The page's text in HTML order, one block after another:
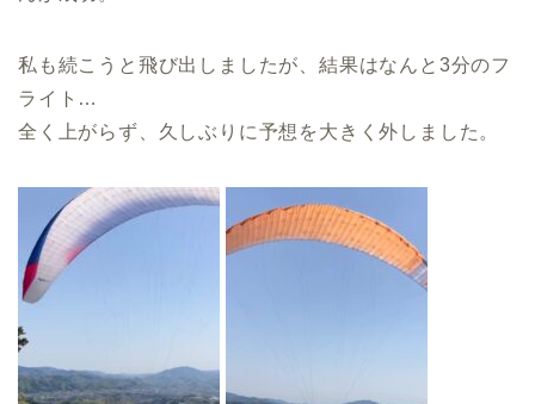
私も続こうと飛び出しましたが、結果はなんと3分のフ
ライト…
全く上がらず、久しぶりに予想を大きく外しました。